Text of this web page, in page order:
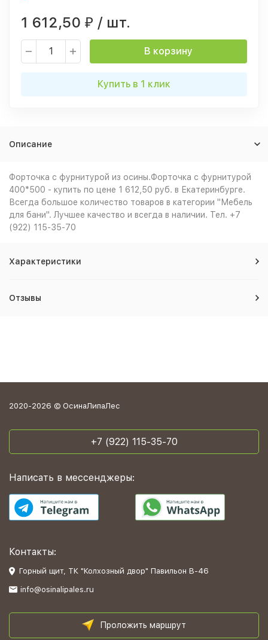
1 612,50 ₽ / шт.
В корзину
Купить в 1 клик
Описание
Форточка с фурнитурой из осины.Форточка с фурнитурой
400*500 - купить по цене 1 612,50 руб. в Екатеринбурге.
Всегда большое количество товаров в категории "Мебель
для бани". Лучшее качество и всегда в наличии. Тел. +7
(922) 115-35-70
Характеристики
Отзывы
2020-2026 © ОсинаЛипаЛес
+7 (922) 115-35-70
Написать в мессенджеры:
Контакты:
Горный щит, ТК "Колхозный двор" Павильон В-46
info@osinalipales.ru
Проложить маршрут